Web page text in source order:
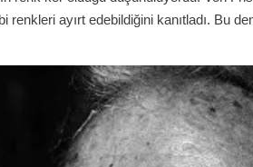
renkleri ayırt edebildiğini kanıtladı. Bu